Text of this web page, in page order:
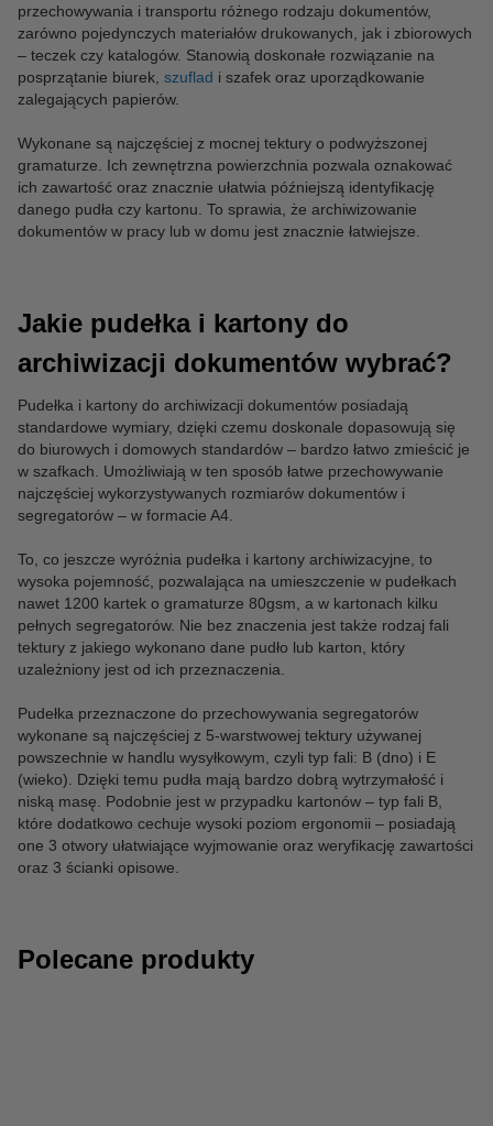
przechowywania i transportu różnego rodzaju dokumentów,
zarówno pojedynczych materiałów drukowanych, jak i zbiorowych
– teczek czy katalogów. Stanowią doskonałe rozwiązanie na
posprzątanie biurek, szuflad i szafek oraz uporządkowanie
zalegających papierów.
Wykonane są najczęściej z mocnej tektury o podwyższonej
gramaturze. Ich zewnętrzna powierzchnia pozwala oznakować
ich zawartość oraz znacznie ułatwia późniejszą identyfikację
danego pudła czy kartonu. To sprawia, że archiwizowanie
dokumentów w pracy lub w domu jest znacznie łatwiejsze.
Jakie pudełka i kartony do
archiwizacji dokumentów wybrać?
Pudełka i kartony do archiwizacji dokumentów posiadają
standardowe wymiary, dzięki czemu doskonale dopasowują się
do biurowych i domowych standardów – bardzo łatwo zmieścić je
w szafkach. Umożliwiają w ten sposób łatwe przechowywanie
najczęściej wykorzystywanych rozmiarów dokumentów i
segregatorów – w formacie A4.
To, co jeszcze wyróżnia pudełka i kartony archiwizacyjne, to
wysoka pojemność, pozwalająca na umieszczenie w pudełkach
nawet 1200 kartek o gramaturze 80gsm, a w kartonach kilku
pełnych segregatorów. Nie bez znaczenia jest także rodzaj fali
tektury z jakiego wykonano dane pudło lub karton, który
uzależniony jest od ich przeznaczenia.
Pudełka przeznaczone do przechowywania segregatorów
wykonane są najczęściej z 5-warstwowej tektury używanej
powszechnie w handlu wysyłkowym, czyli typ fali: B (dno) i E
(wieko). Dzięki temu pudła mają bardzo dobrą wytrzymałość i
niską masę. Podobnie jest w przypadku kartonów – typ fali B,
które dodatkowo cechuje wysoki poziom ergonomii – posiadają
one 3 otwory ułatwiające wyjmowanie oraz weryfikację zawartości
oraz 3 ścianki opisowe.
Polecane produkty